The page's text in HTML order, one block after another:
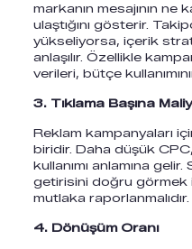
markanın mesajının ne
ulaştığını gösterir.
yükseliyorsa, içerik
anlaşılır. Özellikle
verileri, bütçe
3. Tıklama Başına
Reklam kampanyaları
biridir. Daha düşük
kullanımı anlamına gelir.
getirisini doğru görmek
mutlaka raporlanmalıdır.
4. Dönüşüm Oranı